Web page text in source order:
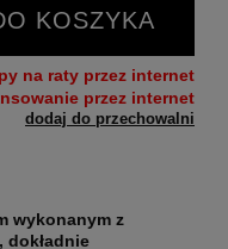
KOSZYKA
dodaj do przechowalni
wykonanym z
dokładnie